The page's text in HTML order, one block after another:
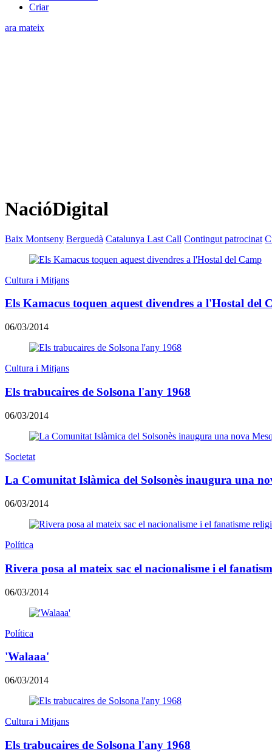
Criar
ara mateix
NacióDigital
Baix Montseny Berguedà Catalunya Last Call Contingut patrocinat
Cultura i Mitjans
Els Kamacus toquen aquest divendres a l'Hostal del
06/03/2014
Cultura i Mitjans
Els trabucaires de Solsona l'any 1968
06/03/2014
Societat
La Comunitat Islàmica del Solsonès inaugura una
06/03/2014
Política
Rivera posa al mateix sac el nacionalisme i el
06/03/2014
Política
'Walaaa'
06/03/2014
Cultura i Mitjans
Els trabucaires de Solsona l'any 1968